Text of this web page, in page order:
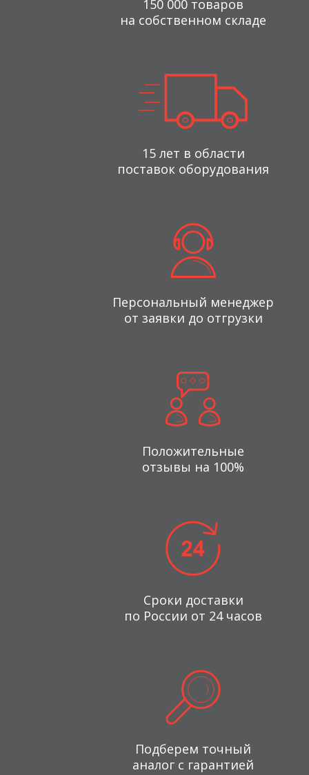
150 000 товаров
на собственном складе
15 лет в области
поставок оборудования
Персональный менеджер
от заявки до отгрузки
Положительные
отзывы на 100%
Сроки доставки
по России от 24 часов
Подберем точный
аналог с гарантией